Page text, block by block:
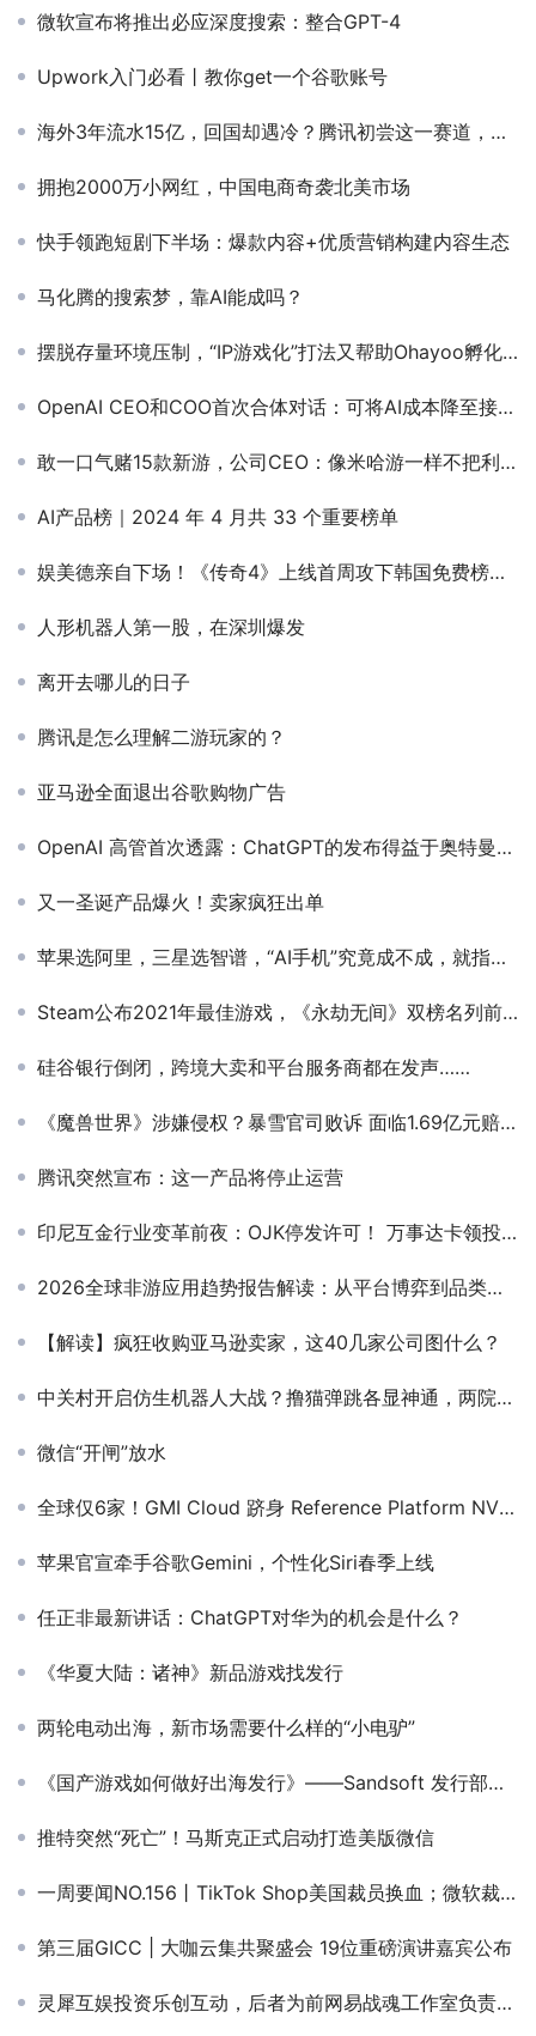
微软宣布将推出必应深度搜索：整合GPT-4
Upwork入门必看丨教你get一个谷歌账号
海外3年流水15亿，回国却遇冷？腾讯初尝这一赛道，打法很“凶”！
拥抱2000万小网红，中国电商奇袭北美市场
快手领跑短剧下半场：爆款内容+优质营销构建内容生态
马化腾的搜索梦，靠AI能成吗？
摆脱存量环境压制，“IP游戏化”打法又帮助Ohayoo孵化出了两个休闲爆款
OpenAI CEO和COO首次合体对话：可将AI成本降至接近零
敢一口气赌15款新游，公司CEO：像米哈游一样不把利润放第一位
AI产品榜｜2024 年 4 月共 33 个重要榜单
娱美德亲自下场！《传奇4》上线首周攻下韩国免费榜首+畅销TOP8
人形机器人第一股，在深圳爆发
离开去哪儿的日子
腾讯是怎么理解二游玩家的？
亚马逊全面退出谷歌购物广告
OpenAI 高管首次透露：ChatGPT的发布得益于奥特曼的“尝试一下”...
又一圣诞产品爆火！卖家疯狂出单
苹果选阿里，三星选智谱，“AI手机”究竟成不成，就指望最卷的中国市场了
Steam公布2021年最佳游戏，《永劫无间》双榜名列前茅
硅谷银行倒闭，跨境大卖和平台服务商都在发声……
《魔兽世界》涉嫌侵权？暴雪官司败诉 面临1.69亿元赔偿
腾讯突然宣布：这一产品将停止运营
印尼互金行业变革前夜：OJK停发许可！ 万事达卡领投本土互金公司Digiasia B轮融资
2026全球非游应用趋势报告解读：从平台博弈到品类分化，系统化增长是应用突围唯一解
【解读】疯狂收购亚马逊卖家，这40几家公司图什么？
中关村开启仿生机器人大战？撸猫弹跳各显神通，两院院士坐镇
微信“开闸”放水
全球仅6家！GMI Cloud 跻身 Reference Platform NVIDIA Cloud Partner 行列！
苹果官宣牵手谷歌Gemini，个性化Siri春季上线
任正非最新讲话：ChatGPT对华为的机会是什么？
《华夏大陆：诸神》新品游戏找发行
两轮电动出海，新市场需要什么样的“小电驴”
《国产游戏如何做好出海发行》——Sandsoft 发行部主管 Jeff Nuzzi
推特突然“死亡”！马斯克正式启动打造美版微信
一周要闻NO.156丨TikTok Shop美国裁员换血；微软裁员多款游戏项目被砍；得物正式登陆俄罗斯；xAI到账100亿美元
第三届GICC | 大咖云集共聚盛会 19位重磅演讲嘉宾公布
灵犀互娱投资乐创互动，后者为前网易战魂工作室负责人创立